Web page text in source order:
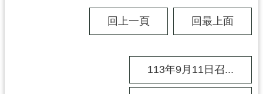
回上一頁 回最上面
113年9月11日召...